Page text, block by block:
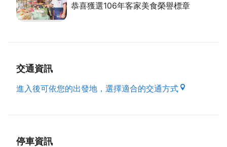
味道，那是在記憶中難以忘懷的；這也讓他們夫婦倆更
有衝勁，扎扎實實地訓練下一代。
v=Lj8Y9kUzI9k#t=31m53s
恭喜獲選106年客家美食榮譽標章
交通資訊
進入後可依您的出發地，選擇適合的交通方式
停車資訊